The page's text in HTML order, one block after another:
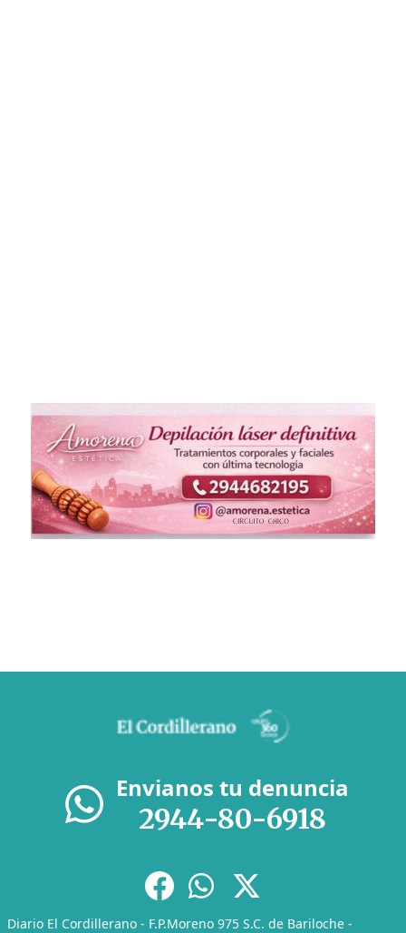
Envianos tu denuncia
2944-80-6918
Diario El Cordillerano - F.P.Moreno 975 S.C. de Bariloche -